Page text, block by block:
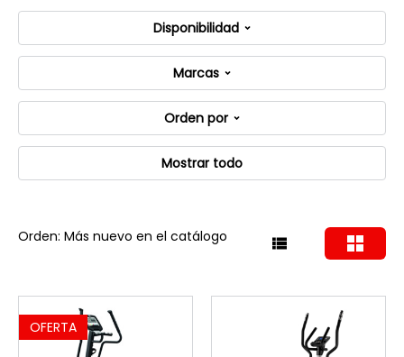
Disponibilidad
Marcas
Orden por
Mostrar todo
Orden: Más nuevo en el catálogo
OFERTA